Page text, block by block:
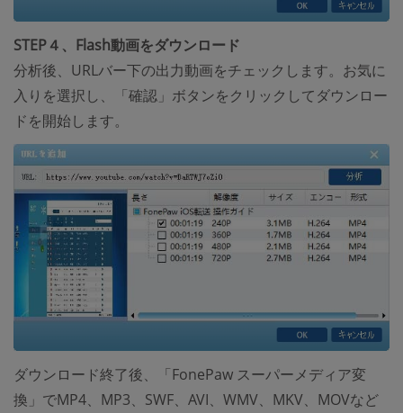
STEP４、Flash動画をダウンロード
分析後、URLバー下の出力動画をチェックします。お気に
入りを選択し、「確認」ボタンをクリックしてダウンロー
ドを開始します。
ダウンロード終了後、「FonePaw スーパーメディア変
換」でMP4、MP3、SWF、AVI、WMV、MKV、MOVなど